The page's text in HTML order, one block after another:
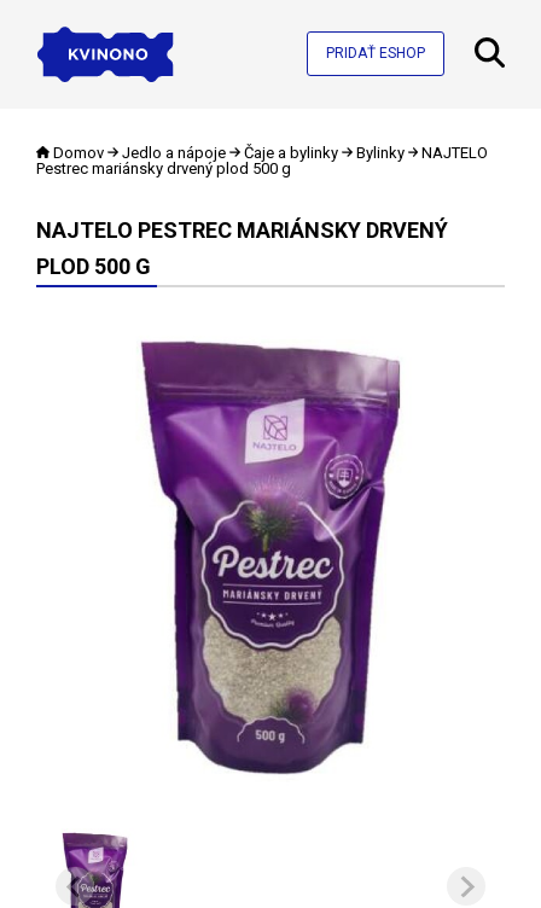
PRIDAŤ ESHOP
Domov Jedlo a nápoje Čaje a bylinky Bylinky
NAJTELO
Pestrec mariánsky drvený plod 500 g
NAJTELO PESTREC MARIÁNSKY DRVENÝ
PLOD 500 G